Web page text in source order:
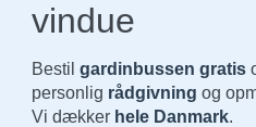
vindue
Bestilgardinbussen gratis
personlig rådgivning og
Vi dækker hele Danmark.